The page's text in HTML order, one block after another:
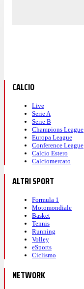
CALCIO
Live
Serie A
Serie B
Champions League
Europa League
Conference League
Calcio Estero
Calciomercato
ALTRI SPORT
Formula 1
Motomondiale
Basket
Tennis
Running
Volley
eSports
Ciclismo
NETWORK